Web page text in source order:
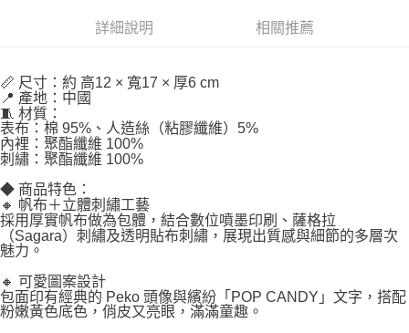
詳細說明 相關推薦
📏 尺寸：約 高12 × 寬17 × 厚6 cm
📍 產地：中國
🧵 材質：
表布：棉 95%、人造絲（粘膠纖維）5%
內裡：聚酯纖維 100%
刺繡：聚酯纖維 100%
◆ 商品特色：
🔸 帆布＋立體刺繡工藝
採用厚實帆布做為包體，結合數位噴墨印刷、薩格拉
（Sagara）刺繡及透明貼布刺繡，展現出質感與細節的多層次
魅力。
🔸 可愛圖案設計
包面印有經典的 Peko 頭像與繽紛「POP CANDY」文字，搭配
粉嫩黃色底色，俏皮又亮眼，滿滿童趣。